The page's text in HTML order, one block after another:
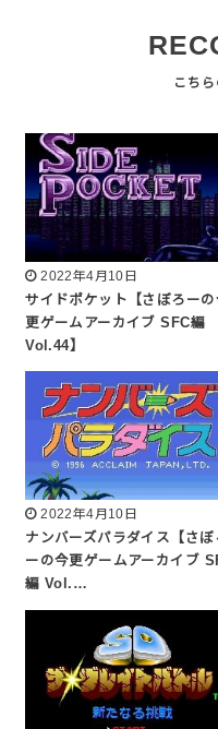
2022年4月10日
サイドポケット【さぼろーの
更ゲームアーカイブ SFC編
Vol.44】
2022年4月10日
ナンバーズパラダイス【さぼ
ーの今更ゲームアーカイブ
編 Vol.…